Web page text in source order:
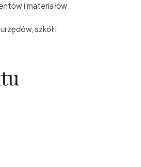
i materiałów
szkół i